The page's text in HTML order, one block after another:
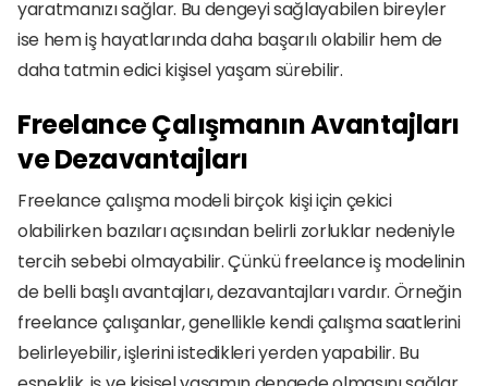
yaratmanızı sağlar. Bu dengeyi sağlayabilen bireyler
ise hem iş hayatlarında daha başarılı olabilir hem de
daha tatmin edici kişisel yaşam sürebilir.
Freelance Çalışmanın Avantajları
ve Dezavantajları
Freelance çalışma modeli birçok kişi için çekici
olabilirken bazıları açısından belirli zorluklar nedeniyle
tercih sebebi olmayabilir. Çünkü freelance iş modelinin
de belli başlı avantajları, dezavantajları vardır. Örneğin
freelance çalışanlar, genellikle kendi çalışma saatlerini
belirleyebilir, işlerini istedikleri yerden yapabilir. Bu